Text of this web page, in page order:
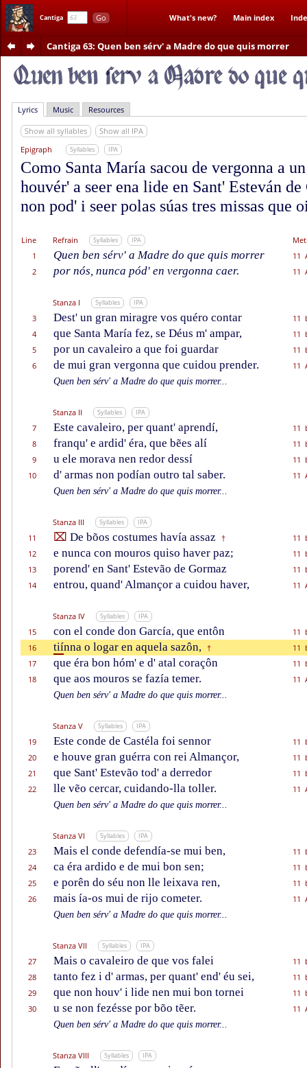
Cantiga Go What's new? Main index
Cantiga 63: Quen ben sérv' a Madre do que quis morrer
Lyrics Music Resources
Show all syllables
Show all IPA
Epigraph
Syllables IPA
Como Santa María sacou de vergonna a
houvér' a seer ena lide en Sant' Esteván
non pod' i seer polas súas tres missas que
Line Refrain Syllables IPA
1
Quen ben sérv' a Madre do que quis morrer
11
2
por nós, nunca pód' en vergonna caer. 11
Stanza I Syllables IPA
3 Dest' un gran miragre vos quéro contar
11
4
que Santa María fez, se Déus m' ampar,
11
5
por un cavaleiro a que foi guardar
11
6
de mui gran vergonna que cuidou prender.
11
Quen ben sérv' a Madre do que quis morrer...
Stanza II Syllables IPA
7 Este cavaleiro, per quant' aprendí,
11
8
franqu' e ardid' éra, que bẽes alí
11
9
u ele morava nen redor dessí
11
10
d' armas non podían outro tal saber.
11
Quen ben sérv' a Madre do que quis morrer...
Stanza III Syllables IPA
11 ⌧ De bõos costumes havía assaz †
11
12
e nunca con mouros quiso haver paz;
11
13
porend' en Sant' Estevão de Gormaz
11
14
entrou, quand' Almançor a cuidou haver, 11
Stanza IV Syllables IPA
15 con el conde don García, que entôn
11
16
tiínna o logar en aquela sazôn, †
11
17
que éra bon hóm' e d' atal coraçôn
11
18
que aos mouros se fazía temer.
11
Quen ben sérv' a Madre do que quis morrer...
Stanza V Syllables IPA
19 Este conde de Castéla foi sennor
11
20
e houve gran guérra con rei Almançor,
11
21
que Sant' Estevão tod' a derredor
11
22
lle vẽo cercar, cuidando-lla toller.
11
Quen ben sérv' a Madre do que quis morrer...
Stanza VI Syllables IPA
23 Mais el conde defendía-se mui ben,
11
24
ca éra ardido e de mui bon sen;
11
25
e porên do séu non lle leixava ren,
11
26
mais ía-os mui de rijo cometer.
11
Quen ben sérv' a Madre do que quis morrer...
Stanza VII Syllables IPA
27 Mais o cavaleiro de que vos falei
11
28
tanto fez i d' armas, per quant' end' éu sei,
11
29
que non houv' i lide nen mui bon tornei
11
30
u se non fezésse por bõo tẽer.
11
Quen ben sérv' a Madre do que quis morrer...
Stanza VIII Syllables IPA